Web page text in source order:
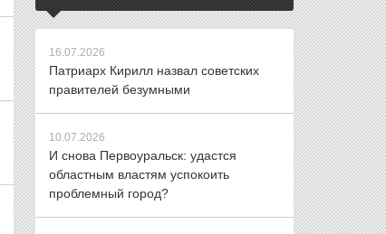
16.07.2026
Патриарх Кирилл назвал советских
правителей безумными
10.07.2026
И снова Первоуральск: удастся
областным властям успокоить
проблемный город?